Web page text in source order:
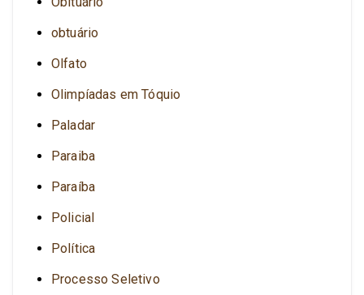
obtuário
Olfato
Olimpíadas em Tóquio
Paladar
Paraiba
Paraíba
Policial
Política
Processo Seletivo